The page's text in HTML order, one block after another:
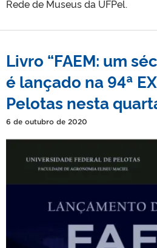
Rede de Museus da UFPel.
Livro “FAEM: um
é lançado na 94ª
Pelotas nesta
6 de outubro de 2020